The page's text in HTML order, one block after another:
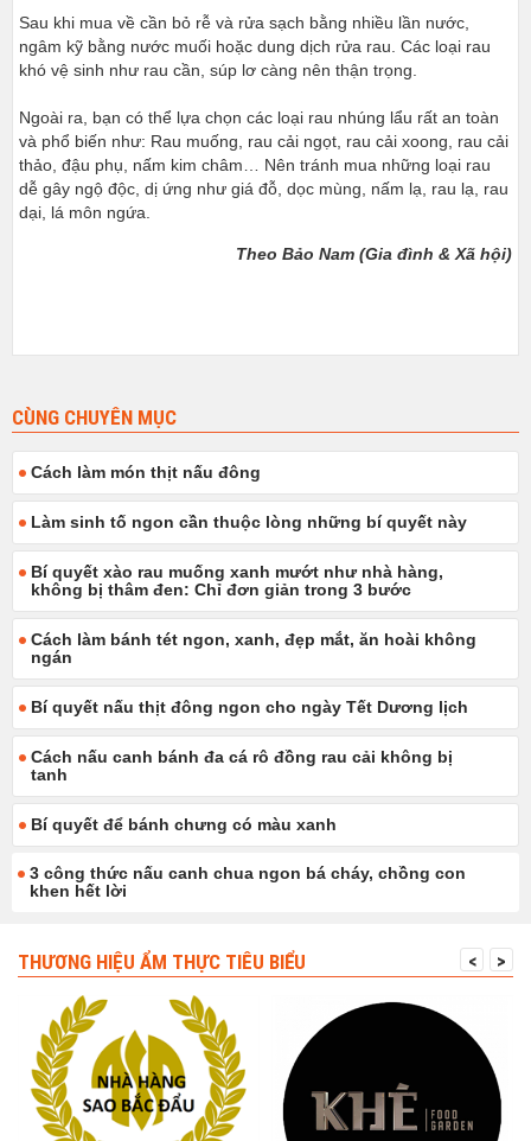
Sau khi mua về cần bỏ rễ và rửa sạch bằng nhiều lần nước,
ngâm kỹ bằng nước muối hoặc dung dịch rửa rau. Các loại rau
khó vệ sinh như rau cần, súp lơ càng nên thận trọng.
Ngoài ra, bạn có thể lựa chọn các loại rau nhúng lẩu rất an toàn
và phổ biến như: Rau muống, rau cải ngọt, rau cải xoong, rau cải
thảo, đậu phụ, nấm kim châm… Nên tránh mua những loại rau
dễ gây ngộ độc, dị ứng như giá đỗ, dọc mùng, nấm lạ, rau lạ, rau
dại, lá môn ngứa.
Theo Bảo Nam (Gia đình & Xã hội)
CÙNG CHUYÊN MỤC
Cách làm món thịt nấu đông
Làm sinh tố ngon cần thuộc lòng những bí quyết này
Bí quyết xào rau muống xanh mướt như nhà hàng,
không bị thâm đen: Chỉ đơn giản trong 3 bước
Cách làm bánh tét ngon, xanh, đẹp mắt, ăn hoài không
ngán
Bí quyết nấu thịt đông ngon cho ngày Tết Dương lịch
Cách nấu canh bánh đa cá rô đồng rau cải không bị
tanh
Bí quyết để bánh chưng có màu xanh
3 công thức nấu canh chua ngon bá cháy, chồng con
khen hết lời
THƯƠNG HIỆU ẨM THỰC TIÊU BIỂU < >